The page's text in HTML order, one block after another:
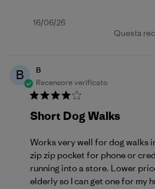
Data
16/06/26
Questa
B
B
Recensore verificato
Short Dog Walks
Works very well for dog walks
zip zip pocket for phone or
running into a store. Lower
elderly so I can get one for my